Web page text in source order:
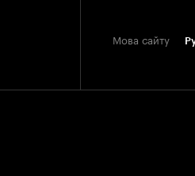
Мова сайту